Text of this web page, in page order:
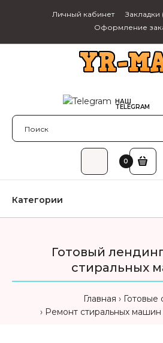
Личный кабинет Закладки
Оформление
НАШ
TELEGRAM
0
Категории
Готовый
стиральных
Главная
Готовые
Ремонт стиральных